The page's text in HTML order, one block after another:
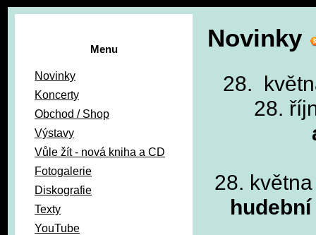
Menu
Novinky
Koncerty
Obchod / Shop
Výstavy
Vůle žít - nová kniha a CD
Fotogalerie
Diskografie
Texty
YouTube
Novinky
28.
28.
28.